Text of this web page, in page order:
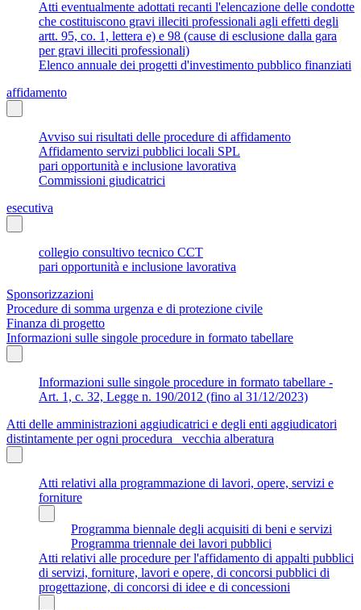
Atti eventualmente adottati recanti l'elencazione delle condotte
che costituiscono gravi illeciti professionali agli effetti degli
artt. 95, co. 1, lettera e) e 98 (cause di esclusione dalla gara
per gravi illeciti professionali)
Elenco annuale dei progetti d'investimento pubblico finanziati
affidamento
Avviso sui risultati delle procedure di affidamento
Affidamento servizi pubblici locali SPL
pari opportunità e inclusione lavorativa
Commissioni giudicatrici
esecutiva
collegio consultivo tecnico CCT
pari opportunità e inclusione lavorativa
Sponsorizzazioni
Procedure di somma urgenza e di protezione civile
Finanza di progetto
Informazioni sulle singole procedure in formato tabellare
Informazioni sulle singole procedure in formato tabellare -
Art. 1, c. 32, Legge n. 190/2012 (fino al 31/12/2023)
Atti delle amministrazioni aggiudicatrici e degli enti aggiudicatori
distintamente per ogni procedura_ vecchia alberatura
Atti relativi alla programmazione di lavori, opere, servizi e
forniture
Programma biennale degli acquisiti di beni e servizi
Programma triennale dei lavori pubblici
Atti relativi alle procedure per l'affidamento di appalti pubblici
di servizi, forniture, lavori e opere, di concorsi pubblici di
progettazione, di concorsi di idee e di concessioni